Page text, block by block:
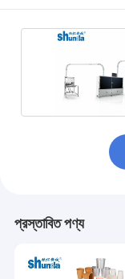
প্রস্তাবিত পণ্য